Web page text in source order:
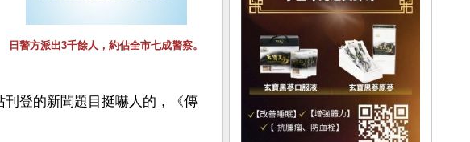
日警方派出3千餘人，約佔全市七成警察。
刊登的新聞題目挺嚇人的，《傳